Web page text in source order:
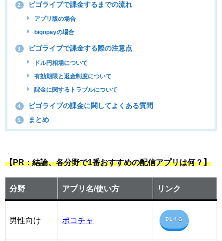
2. ビゴライブで課金するまでの流れ
アプリ版の場合
bigopayの場合
3. ビゴライブで課金する際の注意点
ドル円相場について
有効期限と返金制度について
課金に関するトラブルについて
4. ビゴライブの課金に関してよくある質問
5. まとめ
【PR：結論、各分野で1番おすすめの配信アプリは何？】
分野 アプリ名/使い方 リンク
男性向け ポコチャ DLする